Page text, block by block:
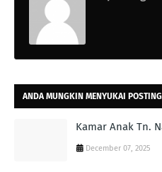
ANDA MUNGKIN MENYUKAI
Kamar Anak Tn.
December 07, 2025